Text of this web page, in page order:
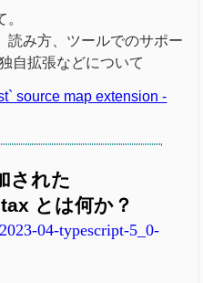
読み方、ツールでのサポー
自拡張などについて
source map extension -
された
とは何か？
04-typescript-5_0-